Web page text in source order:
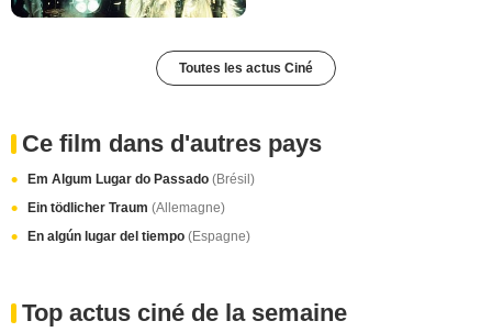
Toutes les actus Ciné
Ce film dans d'autres pays
Em Algum Lugar do Passado (Brésil)
Ein tödlicher Traum (Allemagne)
En algún lugar del tiempo (Espagne)
Top actus ciné de la semaine